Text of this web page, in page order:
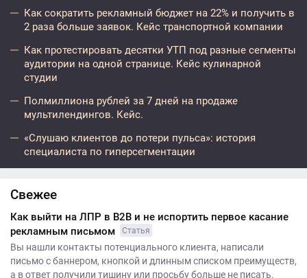
Как сократить рекламный бюджет на 22% и получить в
2 раза больше заявок. Кейс транспортной компании
Как протестировать десятки УТП под разные сегменты
аудитории на одной странице. Кейс кулинарной
студии
Полмиллиона рублей за 7 дней на продаже
мультилендингов. Кейс.
«Слушаю клиентов до потери пульса»: история
специалиста по гиперсегментации
Свежее
Как выйти на ЛПР в B2B и не испортить первое касание
рекламным письмом
Статья
Вы нашли контакты потенциального клиента, написали
письмо с баннером, кнопкой и длинным списком преимуществ,
а в ответ получили тишину или просьбу больше не писать.